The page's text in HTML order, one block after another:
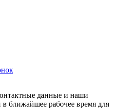
данные и наши
ближайшее рабочее время для